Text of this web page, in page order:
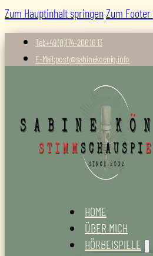
Zum Hauptinhalt springenZum
Tel:+49 (0)174-206 16 13
E-Mail:post@sabinekoenig.info
HOME
ÜBER MICH
HÖRBEISPIELE